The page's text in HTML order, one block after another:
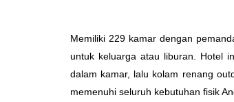
Memiliki 229 kamar dengan
untuk keluarga atau liburan. Hotel
dalam kamar, lalu kolam renang
memenuhi seluruh kebutuhan fisik